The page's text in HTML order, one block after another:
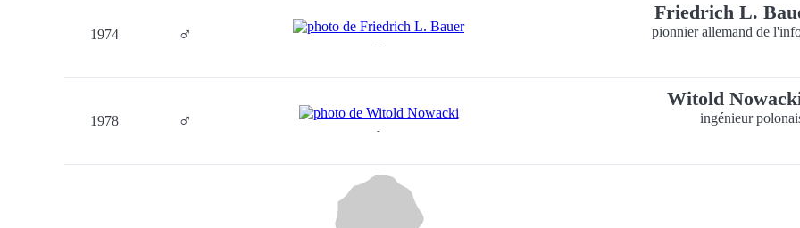
1974 ♂ -
Friedrich L.
pionnier allemand de
1978 ♂ -
Witold
ingénieur